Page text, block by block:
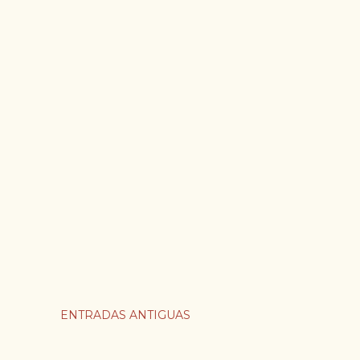
ENTRADAS ANTIGUAS